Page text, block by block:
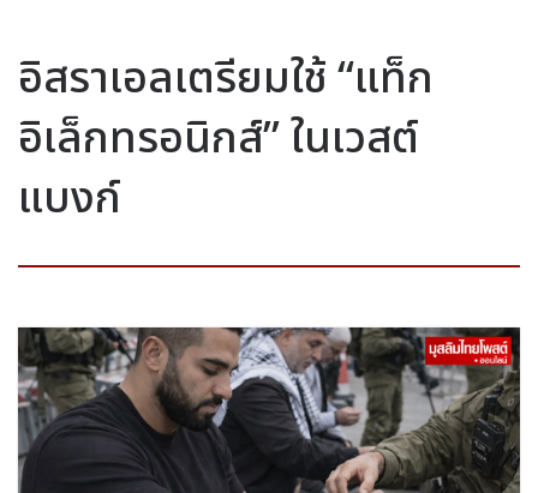
อิสราเอลเตรียมใช้ “แท็ก
อิเล็กทรอนิกส์” ในเวสต์
แบงก์